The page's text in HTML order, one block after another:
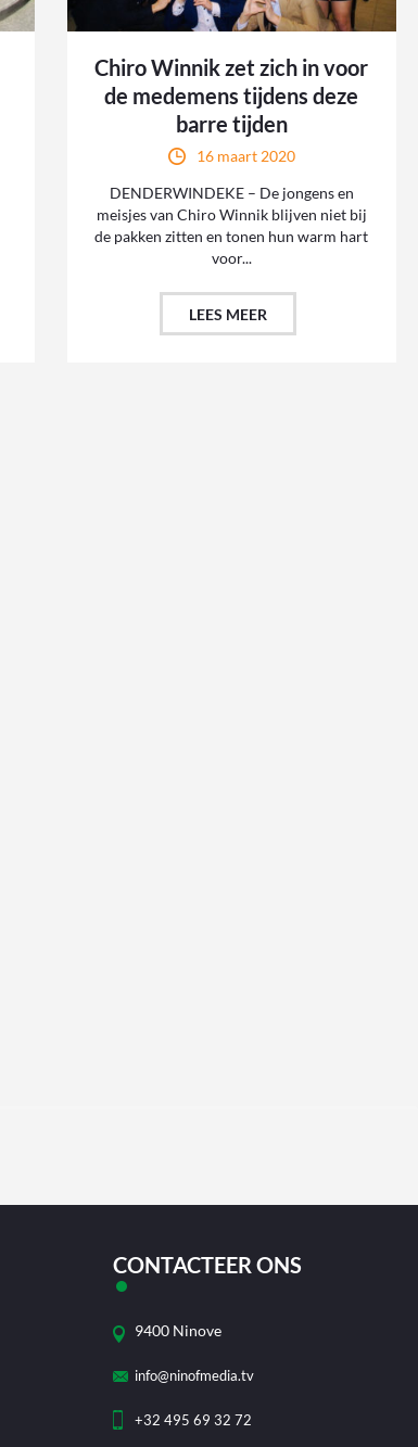
Chiro Winnik zet zich in voor
de medemens tijdens deze
barre tijden
16 maart 2020
DENDERWINDEKE – De jongens en
meisjes van Chiro Winnik blijven niet bij
de pakken zitten en tonen hun warm hart
voor...
LEES MEER
CONTACTEER ONS
9400 Ninove
info@ninofmedia.tv
+32 495 69 32 72